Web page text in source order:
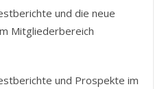
und die neue
Mitgliederbereich
und Prospekte im